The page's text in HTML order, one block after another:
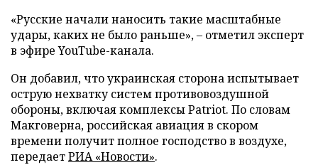
«Русские начали наносить такие масштабные
удары, каких не было раньше», – отметил эксперт
в эфире YouTube-канала.
Он добавил, что украинская сторона испытывает
острую нехватку систем противовоздушной
обороны, включая комплексы Patriot. По словам
Макговерна, российская авиация в скором
времени получит полное господство в воздухе,
передаетРИА «Новости».